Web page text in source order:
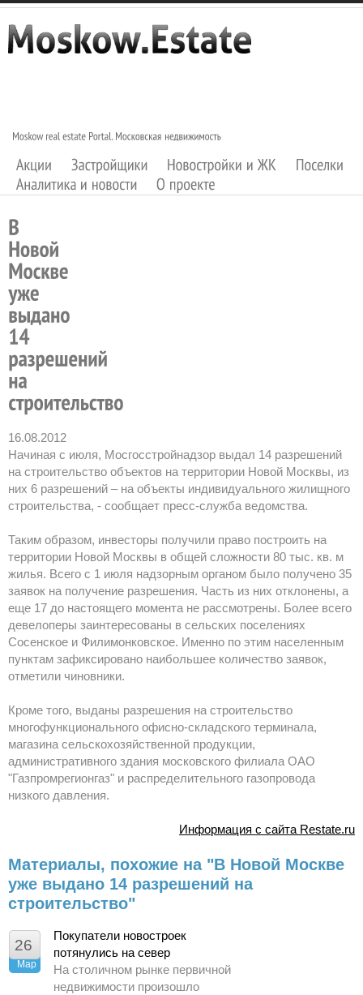
16.08.2012
Начиная с июля, Мосгосстройнадзор выдал 14 разрешений
на строительство объектов на территории Новой Москвы, из
них 6 разрешений – на объекты индивидуального жилищного
строительства, - сообщает пресс-служба ведомства.
Таким образом, инвесторы получили право построить на
территории Новой Москвы в общей сложности 80 тыс. кв. м
жилья. Всего с 1 июля надзорным органом было получено 35
заявок на получение разрешения. Часть из них отклонены, а
еще 17 до настоящего момента не рассмотрены. Более всего
девелоперы заинтересованы в сельских поселениях
Сосенское и Филимонковское. Именно по этим населенным
пунктам зафиксировано наибольшее количество заявок,
отметили чиновники.
Кроме того, выданы разрешения на строительство
многофункционального офисно-складского терминала,
магазина сельскохозяйственной продукции,
административного здания московского филиала ОАО
"Газпромрегионгаз" и распределительного газопровода
низкого давления.
Информация с сайта Restate.ru
Материалы, похожие на "В Новой Москве
уже выдано 14 разрешений на
строительство"
26
Мар
Покупатели новостроек
потянулись на север
На столичном рынке первичной
недвижимости произошло